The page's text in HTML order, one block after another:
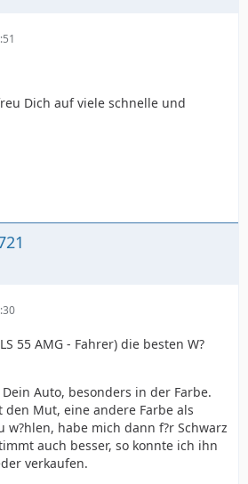
Dich auf viele schnelle und
55 AMG - Fahrer) die besten W?
Auto, besonders in der Farbe.
Mut, eine andere Farbe als
w?hlen, habe mich dann f?r Schwarz
auch besser, so konnte ich ihn
verkaufen.